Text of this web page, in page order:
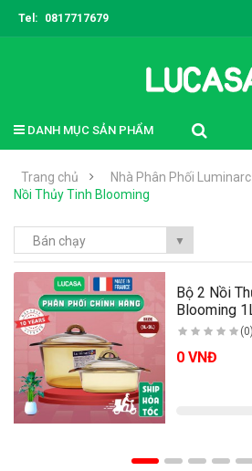
Tel: 0817717679
DANH MỤC SẢN PHẨM
Trang chủ Nhà Phân Phối Luminarc
Nồi Thủy Tinh Blooming
Bán chạy ▼
Bộ 2 Nồi
Blooming
(0)
0 VNĐ